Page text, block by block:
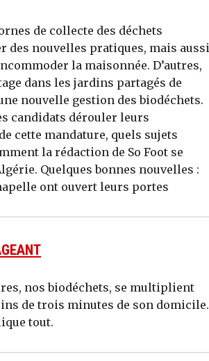
de collecte des déchets
des nouvelles pratiques, mais aussi
la maisonnée. D’autres,
dans les jardins partagés de
nouvelle gestion des biodéchets.
candidats dérouler leurs
cette mandature, quels sujets
la rédaction de So Foot se
Quelques bonnes nouvelles :
ont ouvert leurs portes
nos biodéchets, se multiplient
de trois minutes de son domicile.
tout.